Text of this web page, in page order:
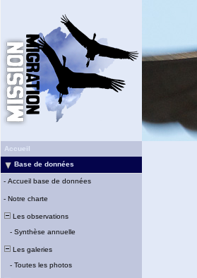
Accueil
Base de données
- Accueil base de données
- Notre charte
Les observations
- Synthèse annuelle
Les galeries
- Toutes les photos